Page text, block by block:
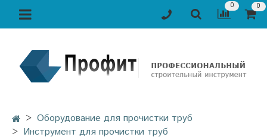
0 0
Оборудование для прочистки труб
Инструмент для прочистки труб